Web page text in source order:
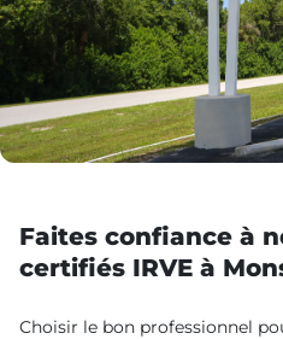
Faites confiance à
certifiés IRVE à
Choisir le bon professionnel